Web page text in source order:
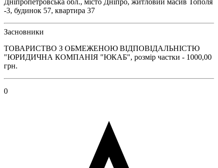
-3, будинок 57, квартира 37
Засновники
ТОВАРИСТВО З ОБМЕЖЕНОЮ ВІДПОВІДАЛЬНІСТЮ
"ЮРИДИЧНА КОМПАНІЯ "ЮКАБ", розмір частки - 1000,00
грн.
0